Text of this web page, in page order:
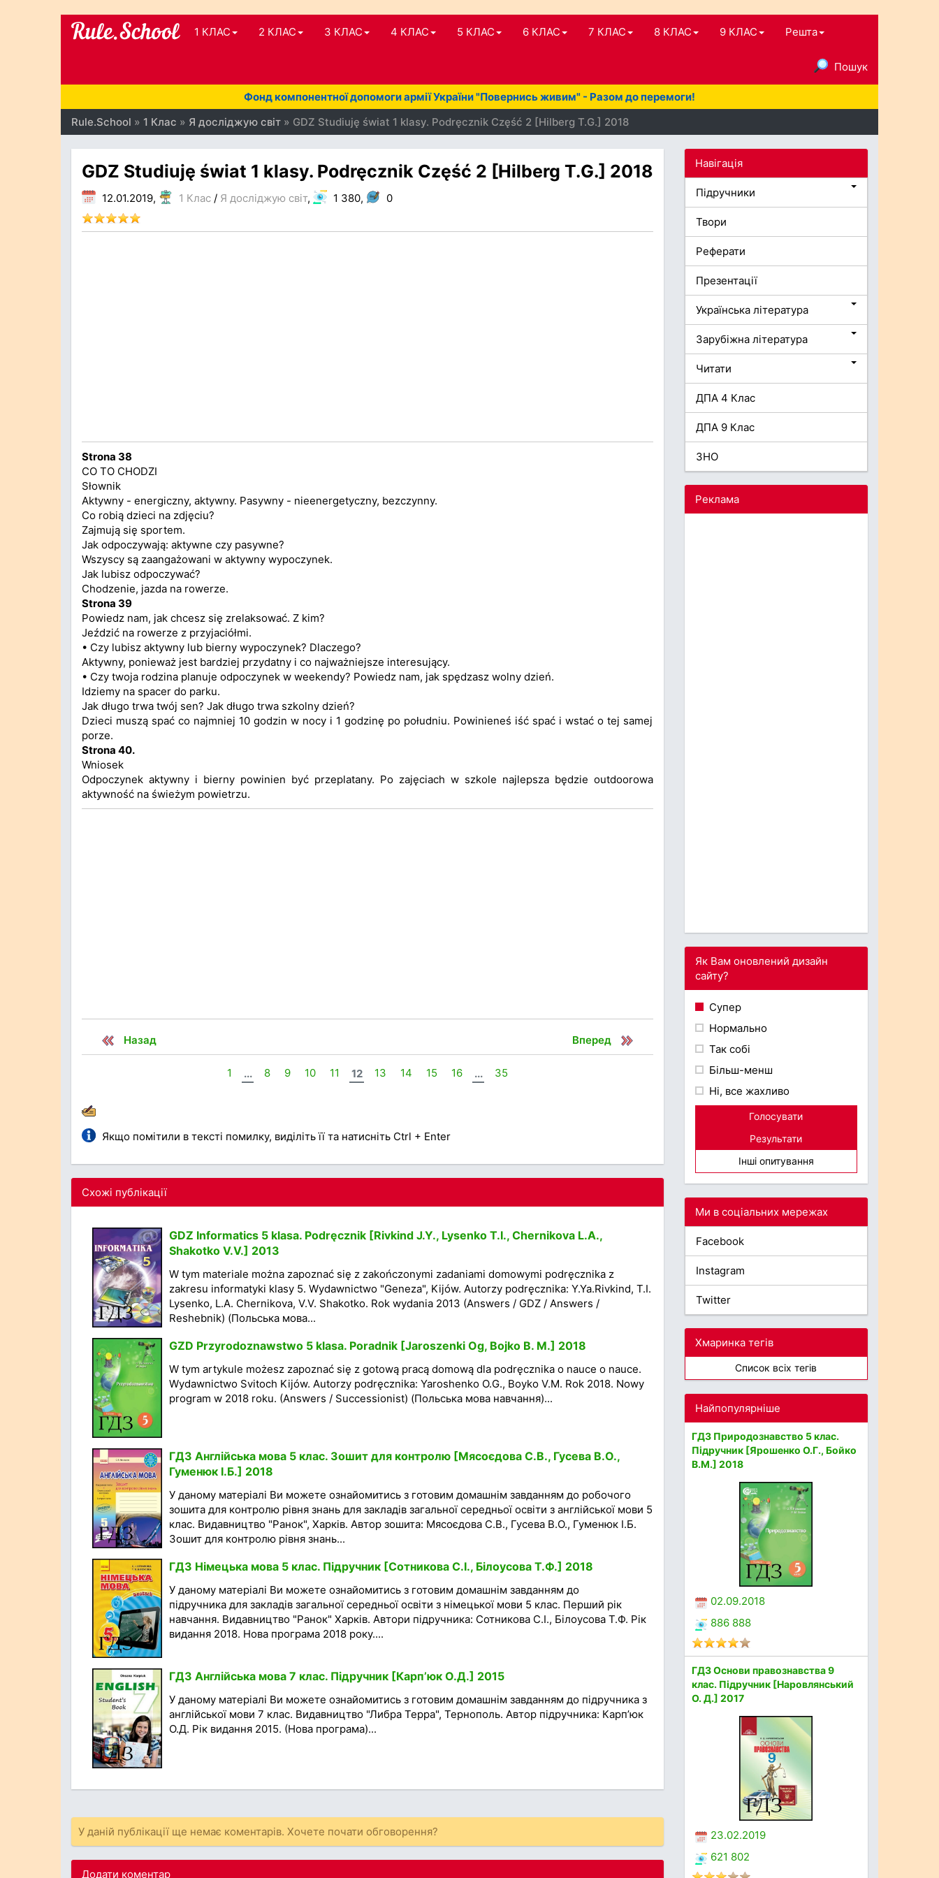
1 КЛАС 2 КЛАС 3 КЛАС 4 КЛАС 5 КЛАС 6 КЛАС 7 КЛАС 8 КЛАС 9 КЛАС Решта
Пошук
Фонд компонентної допомоги армії України "Повернись живим" - Разом до перемоги!
Rule.School » 1 Клас » Я досліджую світ » GDZ Studiuję świat 1 klasy. Podręcznik Część 2 [Hilberg T.G.] 2018
GDZ Studiuję świat 1 klasy. Podręcznik Część 2 [Hilberg T.G.] 2018
12.01.2019, 1 Клас / Я досліджую світ, 1 380, 0
Strona 38
CO TO CHODZI
Słownik
Aktywny - energiczny, aktywny. Pasywny - nieenergetyczny, bezczynny.
Co robią dzieci na zdjęciu?
Zajmują się sportem.
Jak odpoczywają: aktywne czy pasywne?
Wszyscy są zaangażowani w aktywny wypoczynek.
Jak lubisz odpoczywać?
Chodzenie, jazda na rowerze.
Strona 39
Powiedz nam, jak chcesz się zrelaksować. Z kim?
Jeździć na rowerze z przyjaciółmi.
• Czy lubisz aktywny lub bierny wypoczynek? Dlaczego?
Aktywny, ponieważ jest bardziej przydatny i co najważniejsze interesujący.
• Czy twoja rodzina planuje odpoczynek w weekendy? Powiedz nam, jak spędzasz wolny dzień.
Idziemy na spacer do parku.
Jak długo trwa twój sen? Jak długo trwa szkolny dzień?
Dzieci muszą spać co najmniej 10 godzin w nocy i 1 godzinę po południu. Powinieneś iść spać i wstać o tej samej
porze.
Strona 40.
Wniosek
Odpoczynek aktywny i bierny powinien być przeplatany. Po zajęciach w szkole najlepsza będzie outdoorowa
aktywność na świeżym powietrzu.
Назад Вперед
1 ... 8 9 10 11 12 13 14 15 16 ... 35
Якщо помітили в тексті помилку, виділіть її та натисніть Ctrl + Enter
Схожі публікації
GDZ Informatics 5 klasa. Podręcznik [Rivkind J.Y., Lysenko T.I., Chernikova L.A.,
Shakotko V.V.] 2013
W tym materiale można zapoznać się z zakończonymi zadaniami domowymi podręcznika z
zakresu informatyki klasy 5. Wydawnictwo "Geneza", Kijów. Autorzy podręcznika: Y.Ya.Rivkind, T.I.
Lysenko, L.A. Chernikova, V.V. Shakotko. Rok wydania 2013 (Answers / GDZ / Answers /
Reshebnik) (Польська мова...
GZD Przyrodoznawstwo 5 klasa. Poradnik [Jaroszenki Og, Bojko B. M.] 2018
W tym artykule możesz zapoznać się z gotową pracą domową dla podręcznika o nauce o nauce.
Wydawnictwo Svitoch Kijów. Autorzy podręcznika: Yaroshenko O.G., Boyko V.M. Rok 2018. Nowy
program w 2018 roku. (Answers / Successionist) (Польська мова навчання)...
ГДЗ Англійська мова 5 клас. Зошит для контролю [Мясоєдова С.В., Гусева В.О.,
Гуменюк І.Б.] 2018
У даному матеріалі Ви можете ознайомитись з готовим домашнім завданням до робочого
зошита для контролю рівня знань для закладів загальної середньої освіти з англійської мови 5
клас. Видавництво "Ранок", Харків. Автор зошита: Мясоєдова С.В., Гусева В.О., Гуменюк І.Б.
Зошит для контролю рівня знань...
ГДЗ Німецька мова 5 клас. Підручник [Сотникова С.І., Білоусова Т.Ф.] 2018
У даному матеріалі Ви можете ознайомитись з готовим домашнім завданням до
підручника для закладів загальної середньої освіти з німецької мови 5 клас. Перший рік
навчання. Видавництво "Ранок" Харків. Автори підручника: Сотникова С.І., Білоусова Т.Ф. Рік
видання 2018. Нова програма 2018 року....
ГДЗ Англійська мова 7 клас. Підручник [Карп’юк О.Д.] 2015
У даному матеріалі Ви можете ознайомитись з готовим домашнім завданням до підручника з
англійської мови 7 клас. Видавництво "Либра Терра", Тернополь. Автор підручника: Карп’юк
О.Д. Рік видання 2015. (Нова програма)...
У даній публікації ще немає коментарів. Хочете почати обговорення?
Додати коментар
Навігація
Підручники
Твори
Реферати
Презентації
Українська література
Зарубіжна література
Читати
ДПА 4 Клас
ДПА 9 Клас
ЗНО
Реклама
Як Вам оновлений дизайн
сайту?
Супер
Нормально
Так собі
Більш-менш
Ні, все жахливо
Голосувати
Результати
Інші опитування
Ми в соціальних мережах
Facebook
Instagram
Twitter
Хмаринка тегів
Список всіх тегів
Найпопулярніше
ГДЗ Природознавство 5 клас.
Підручник [Ярошенко О.Г., Бойко
В.М.] 2018
02.09.2018
886 888
ГДЗ Основи правознавства 9
клас. Підручник [Наровлянський
О. Д.] 2017
23.02.2019
621 802